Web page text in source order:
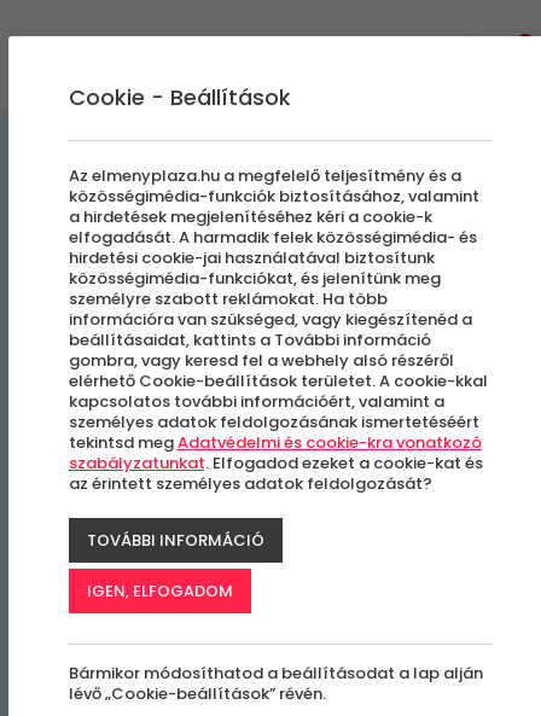
Ferrari 488 GTB | Autóbérlés
Választott helyszínen
Cookie - Beállítások
Az elmenyplaza.hu a megfelelő teljesítmény és a
közösségimédia-funkciók biztosításához, valamint
a hirdetések megjelenítéséhez kéri a cookie-k
elfogadását. A harmadik felek közösségimédia- és
hirdetési cookie-jai használatával biztosítunk
közösségimédia-funkciókat, és jelenítünk meg
személyre szabott reklámokat. Ha több
információra van szükséged, vagy kiegészítenéd a
beállításaidat, kattints a További információ
gombra, vagy keresd fel a webhely alsó részéről
elérhető Cookie-beállítások területet. A cookie-kkal
kapcsolatos további információért, valamint a
személyes adatok feldolgozásának ismertetéséért
tekintsd megAdatvédelmi és cookie-kra vonatkozó
szabályzatunkat. Elfogadod ezeket a cookie-kat és
az érintett személyes adatok feldolgozását?
TOVÁBBI INFORMÁCIÓ
IGEN, ELFOGADOM
Bármikor módosíthatod a beállításodat a lap alján
lévő „Cookie-beállítások” révén.